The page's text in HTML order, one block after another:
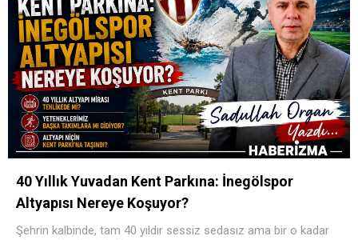
40 Yıllık Yuvadan Kent Parkına: İnegölspor
Altyapısı Nereye Koşuyor?
Şehrin kalbinde, tam 40 yıldır sessiz sedasız ama bir o kadar